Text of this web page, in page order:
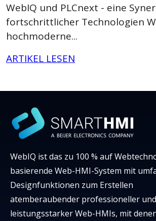
WebIQ und PLCnext - eine
fortschrittlicher Technologien
hochmoderne...
ARTIKEL LESEN
WebIQ ist das zu 100 % auf
basierende Web-HMI-System mit
Designfunktionen zum Erstellen
atemberaubender professioneller und
leistungsstarker Web-HMIs, mit